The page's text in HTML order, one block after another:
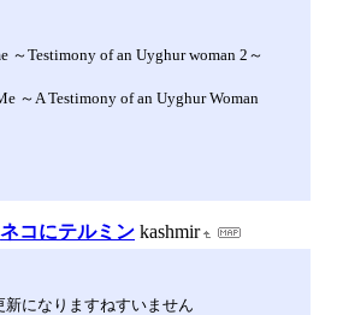
～Testimony of an Uyghur woman 2～
～A Testimony of an Uyghur Woman
ネコにテルミン kashmir
になりますねすいません